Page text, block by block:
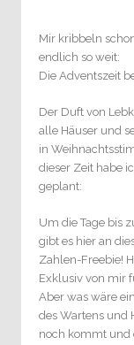
Mir kribbeln
endlich so weit:
Die Adventszeit
Der Duft von
alle Häuser und
in
dieser Zeit habe
geplant:
Um die Tage bis
gibt es hier an
Zahlen-Freebie!
Exklusiv von mir
Aber was wäre
des Wartens und
noch kommt und